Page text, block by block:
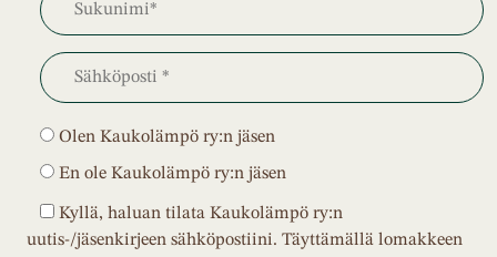
Olen Kaukolämpö ry:n jäsen
En ole Kaukolämpö ry:n jäsen
Kyllä, haluan tilata Kaukolämpö ry:n
uutis-/jäsenkirjeen sähköpostiini. Täyttämällä lomakkeen